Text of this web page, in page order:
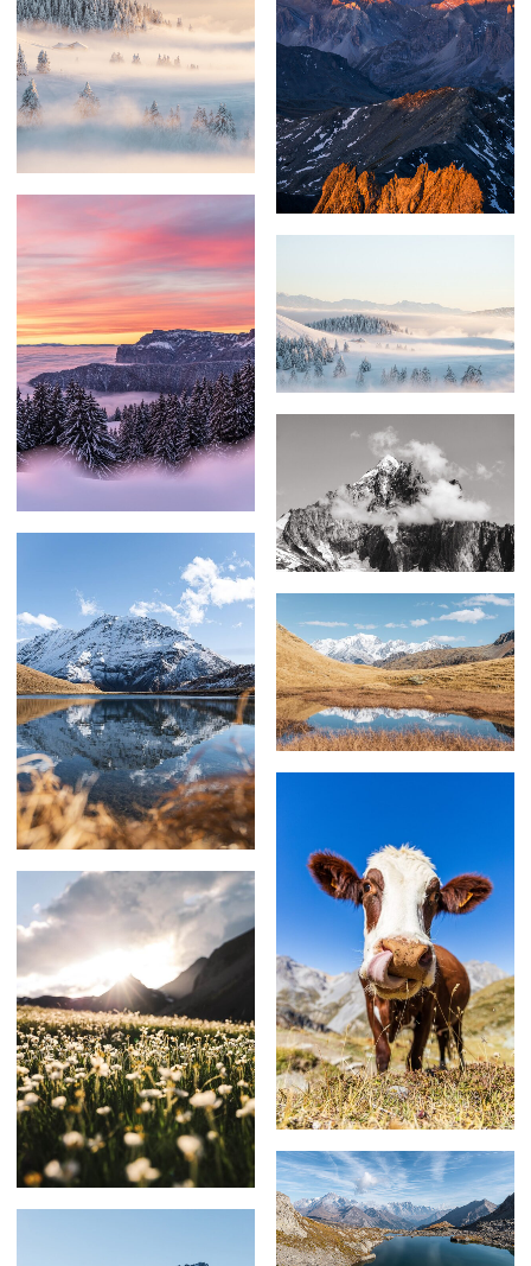
69,00€–209,00
69,00€–255,00€
69,00€–179,00€
69,00€–209,00€
59,00€–239,00€
59,00€–239,00€
59,00€–179,00€
59,00€–239,00€
59,00€–239,00€
59,00€–239,00€